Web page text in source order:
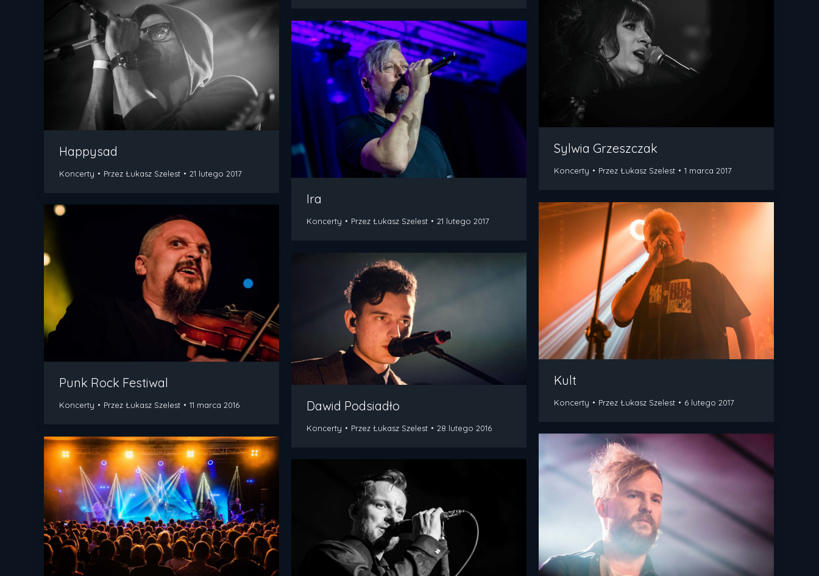
Sylwia Grzeszczak
Koncerty Przez Łukasz Szelest 1 marca 2017
Happysad
Koncerty Przez Łukasz Szelest 21 lutego 2017
Ira
Koncerty Przez Łukasz Szelest 21 lutego 2017
Kult
Koncerty Przez Łukasz Szelest 6 lutego 2017
Punk Rock Festiwal
Koncerty Przez Łukasz Szelest 11 marca 2016 Dawid Podsiadło
Koncerty Przez Łukasz Szelest 28 lutego 2016